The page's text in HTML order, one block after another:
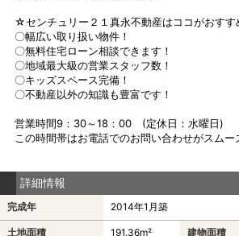
☆センチュリー２１真永不動産はココがおす
〇幅広い取り扱い物件！
〇無料住宅ローン相談できます！
〇地域最大級の営業スタッフ数！
〇キッズスペース完備！
〇不動産以外の知識も豊富です！
営業時間9：30～18：00 (定休日：水曜日)
この時間帯はお電話でのお問い合わせがスムー
詳細情報
完成年 2014年1月築
土地面積 191.36m² 建物面積